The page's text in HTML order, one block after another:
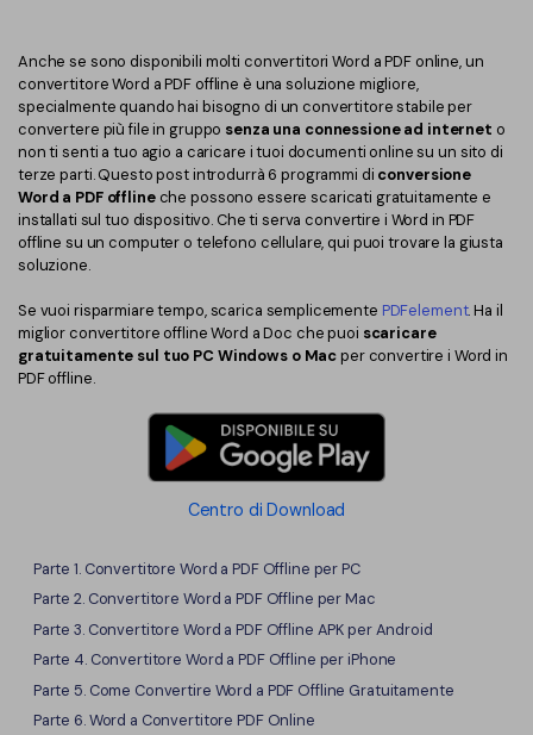
Online Gratis
PDF in Word
Comprimere PDF
Unire PDF
Word in PDF
Altri Strumenti Online
Compimi PDF
Organizza PDF
Ritaglia PDF
Modulo PDF
Batch PDF
Firma digitale certificata
Smart Redact PDF
PDF OCR
Password PDF
Condividi PDF
Chat con PDF
APP PDF
Firma su PDF
PDF editor per Mac
Comprimere PDF
Tutti Gli Argomenti
Soluzioni PDF per
Educazione
Servizio IT
Finanza
Pubblicazione
Freelancer
Anche se sono disponibili molti convertitori Word a PDF online, un
convertitore Word a PDF offline è una soluzione migliore,
specialmente quando hai bisogno di un convertitore stabile per
convertere più file in gruppo senza una connessione ad internet o
non ti senti a tuo agio a caricare i tuoi documenti online su un sito di
terze parti. Questo post introdurrà 6 programmi di conversione
Word a PDF offlineche possono essere scaricati gratuitamente e
installati sul tuo dispositivo. Che ti serva convertire i Word in PDF
offline su un computer o telefono cellulare, qui puoi trovare la giusta
soluzione.
Se vuoi risparmiare tempo, scarica semplicemente PDFelement. Ha il
miglior convertitore offline Word a Doc che puoi scaricare
gratuitamente sul tuo PC Windows o Macper convertire i Word in
PDF offline.
Centro di Download
Parte 1. Convertitore Word a PDF Offline per PC
Parte 2. Convertitore Word a PDF Offline per Mac
Parte 3. Convertitore Word a PDF Offline APK per Android
Parte 4. Convertitore Word a PDF Offline per iPhone
Parte 5. Come Convertire Word a PDF Offline Gratuitamente
Parte 6. Word a Convertitore PDF Online